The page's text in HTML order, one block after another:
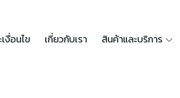
งื่อนไข เกี่ยวกับเรา สินค้าและบริการ